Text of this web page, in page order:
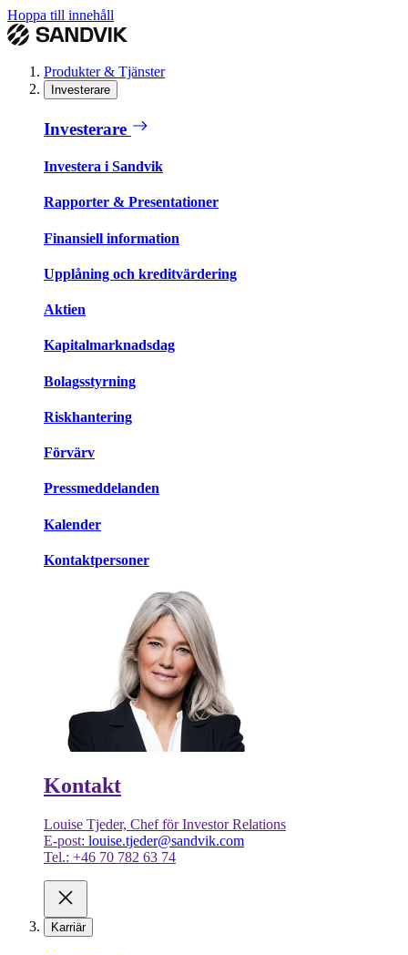
Hoppa till innehåll
Produkter & Tjänster
Investerare
Investerare
Investera i Sandvik
Rapporter & Presentationer
Finansiell information
Upplåning och kreditvärdering
Aktien
Kapitalmarknadsdag
Bolagsstyrning
Riskhantering
Förvärv
Pressmeddelanden
Kalender
Kontaktpersoner
Kontakt
Louise Tjeder, Chef för Investor Relations
E-post: louise.tjeder@sandvik.com
Tel.: +46 70 782 63 74
Karriär